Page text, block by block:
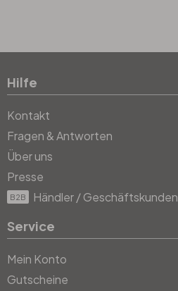
Hilfe
Kontakt
Fragen & Antworten
Über uns
Presse
B2B Händler / Geschäftskunden
Service
Mein Konto
Gutscheine